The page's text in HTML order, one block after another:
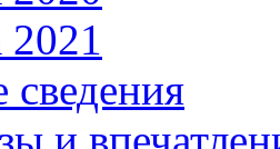
2021
сведения
и